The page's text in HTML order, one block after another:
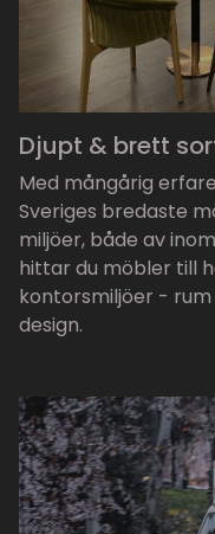
Djupt & brett
Med mångårig
Sveriges bredaste
miljöer, både av
hittar du möbler till
kontorsmiljöer -
design.